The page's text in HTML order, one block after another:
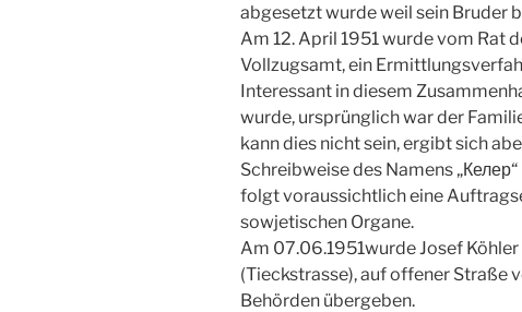
abgesetzt wurde weil sein Bruder
Am 12. April 1951 wurde vom Rat
Vollzugsamt, ein
Interessant in diesem
wurde, ursprünglich war der
kann dies nicht sein, ergibt sich
Schreibweise des Namens
folgt voraussichtlich eine
sowjetischen Organe.
Am 07.06.1951wurde Josef
(Tieckstrasse), auf offener Straße
Behörden übergeben.